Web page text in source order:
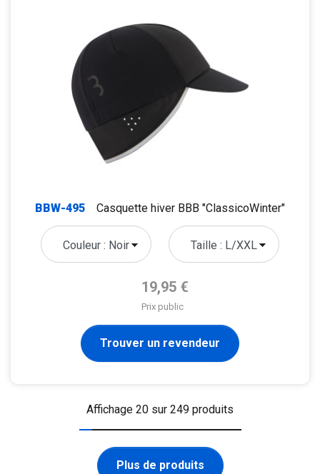
BBW-495 Casquette hiver BBB "ClassicoWinter"
Prix de base
19,95 €
Prix public
Trouver un revendeur
Affichage 20 sur 249 produits
Plus de produits